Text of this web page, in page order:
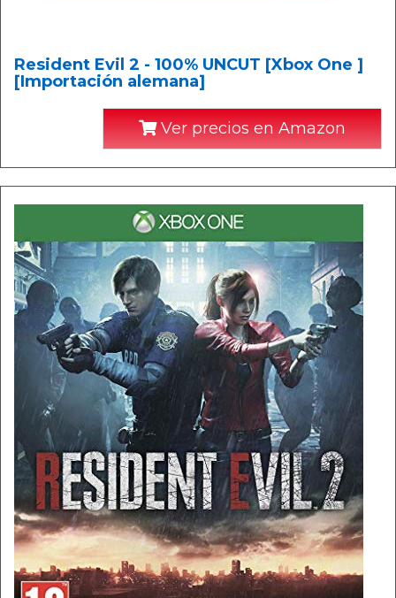
Resident Evil 2 - 100% UNCUT [Xbox One ]
[Importación alemana]
Ver precios en Amazon